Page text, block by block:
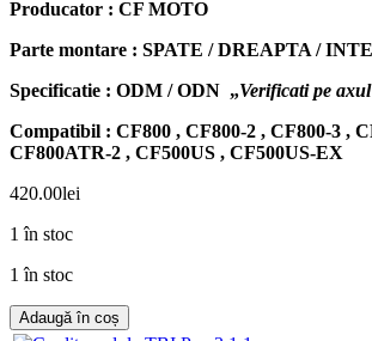
Producator : CF MOTO
Parte montare : SPATE / DREAPTA /
Specificatie : ODM / ODN „Verificati pe
Compatibil : CF800 , CF800-2 , CF800-3 ,
CF800ATR-2 , CF500US , CF500US-EX
420.00lei
1 în stoc
1 în stoc
Adaugă în coș